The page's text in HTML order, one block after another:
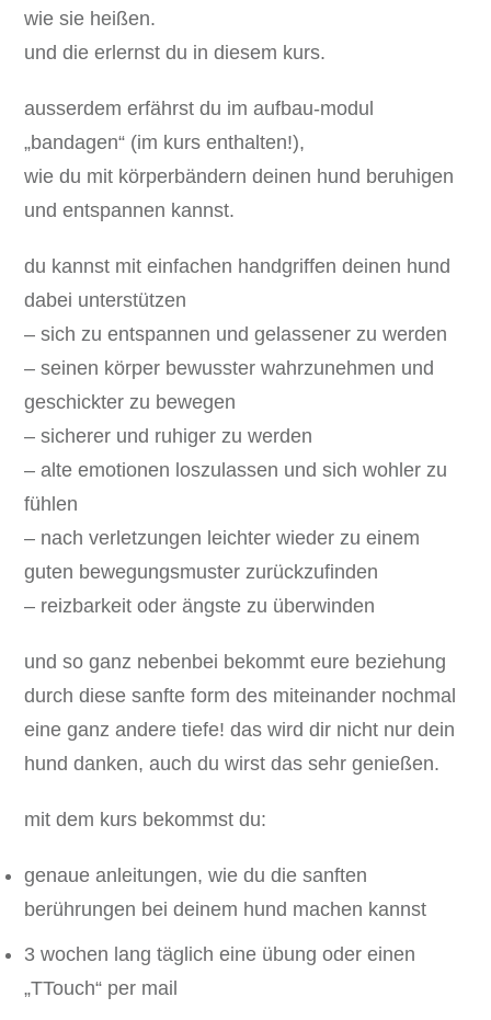
wie sie heißen.
und die erlernst du in diesem kurs.
ausserdem erfährst du im aufbau-modul
„bandagen“ (im kurs enthalten!),
wie du mit körperbändern deinen hund beruhigen
und entspannen kannst.
du kannst mit einfachen handgriffen deinen hund
dabei unterstützen
– sich zu entspannen und gelassener zu werden
– seinen körper bewusster wahrzunehmen und
geschickter zu bewegen
– sicherer und ruhiger zu werden
– alte emotionen loszulassen und sich wohler zu
fühlen
– nach verletzungen leichter wieder zu einem
guten bewegungsmuster zurückzufinden
– reizbarkeit oder ängste zu überwinden
und so ganz nebenbei bekommt eure beziehung
durch diese sanfte form des miteinander nochmal
eine ganz andere tiefe! das wird dir nicht nur dein
hund danken, auch du wirst das sehr genießen.
mit dem kurs bekommst du:
genaue anleitungen, wie du die sanften
berührungen bei deinem hund machen kannst
3 wochen lang täglich eine übung oder einen
„TTouch“ per mail